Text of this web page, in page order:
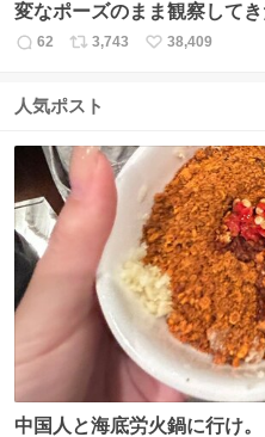
変なポーズのまま観察してき
返
数
62
リ
ス
数
3,743
い
38,409
人気ポスト
中国人と海底労火鍋に行け